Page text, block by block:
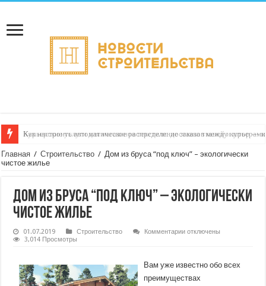
Как настроить автоматическое распределение заказов между
Главная / Строительство / Дом из бруса “под ключ” – экологически
чистое жилье
Дом из бруса “под ключ” – экологически
чистое жилье
01.07.2019 Строительство Комментариик
бруса
“под
ключ”
отключены
3,014 Просмотры
Вам уже известно обо всех
преимуществах